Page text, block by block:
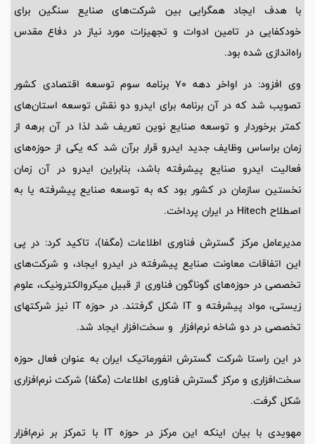
با هدف ایجاد همگرایی بین شرکت‌های صنایع سنگین برای
خودکفایی در تامین ادوات و تجهیزات مورد نیاز در دفاع مقدس
راه‌اندازی شده بود.
وی افزود: در اواخر دهه ۷۰ برنامه سوم توسعه اقتصادی کشور
تصویب شد که در آن برنامه برای ایدرو دو نقش توسعه استان‌های
کمتر برخوردار و توسعه صنایع نوین تعریف شد لذا در آن برهه از
زمان براساس وظایف جدید ایدرو قرار برآن شد که یکی از حوزه‌های
فعالیت ایدرو صنایع پیشرفته باشد، بنابراین ایدرو در آن زمان
نخستین سازمان در کشور بود که به توسعه صنایع پیشرفته یا به
اصطلاح Hitech در ایران پرداخت.
مدیرعامل مرکز گسترش فناوری اطلاعات (مگفا)، تاکید کرد: در پی
این اتفاقات معاونت صنایع پیشرفته در ایدرو ایجاد، و شرکت‌های
تخصصی در حوزه‌های گوناگون فناوری از قبیل میکروالکترونیک، علوم
زیستی، مواد پیشرفته و IT شکل گرفتند. در حوزه IT نیز شرکتهای
تخصصی در دو شاخه نرم‌افزار و سخت‌افزار ایجاد شد.
در این راستا شرکت گسترش انفورماتیک ایران به عنوان فعال حوزه
سخت‌افزاری و مرکز گسترش فناوری اطلاعات (مگفا) شرکت نرم‌افزاری
شکل گرفت.
مهویدی با بیان اینکه این مرکز در حوزه IT با تمرکز بر نرم‌افزار